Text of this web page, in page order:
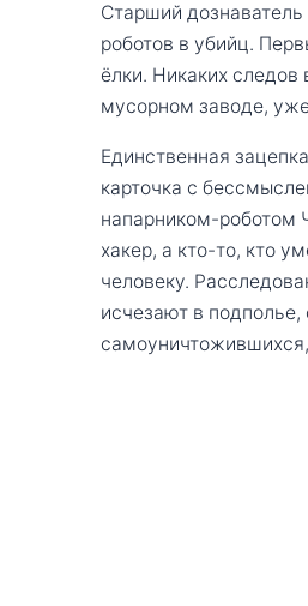
Старший
роботов в убийц.
ёлки. Никаких
мусорном заводе,
Единственная
карточка с
напарником-роботом
хакер, а кто-то, кто
человеку.
исчезают в